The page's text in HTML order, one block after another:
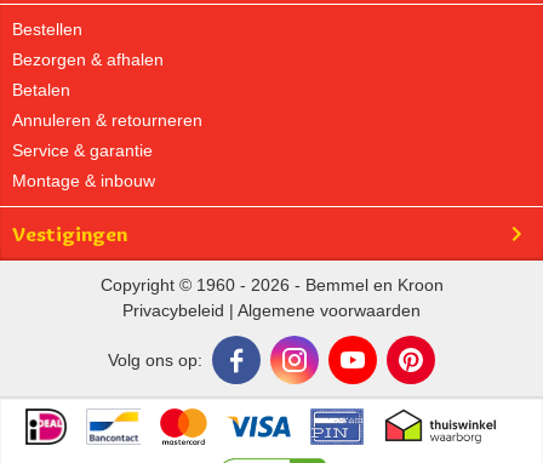
Bestellen
Bezorgen & afhalen
Betalen
Annuleren & retourneren
Service & garantie
Montage & inbouw
Vestigingen
Copyright © 1960 - 2026 - Bemmel en Kroon
Privacybeleid | Algemene voorwaarden
Volg ons op: